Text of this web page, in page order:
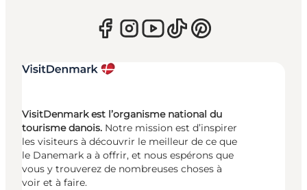
VisitDenmark est l’organisme national du
tourisme danois. Notre mission est d’inspirer
les visiteurs à découvrir le meilleur de ce que
le Danemark a à offrir, et nous espérons que
vous y trouverez de nombreuses choses à
voir et à faire.